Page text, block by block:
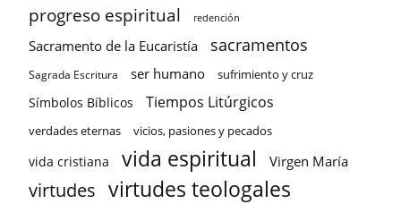
progreso espiritual redención
Sacramento de la Eucaristía sacramentos
Sagrada Escritura ser humano sufrimiento y cruz
Símbolos Bíblicos Tiempos Litúrgicos
verdades eternas vicios, pasiones y pecados
vida cristiana vida espiritual Virgen María
virtudes virtudes teologales